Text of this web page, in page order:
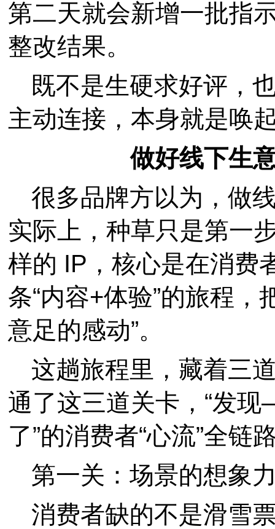
第二天就会新增一批指
整改结果。
既不是生硬求好评，
主动连接，本身就是唤
做好线下生
很多品牌方以为，做
实际上，种草只是第一
样的 IP，核心是在消费
条“内容+体验”的旅程，
意足的感动”。
这趟旅程里，藏着三
通了这三道关卡，“发
了”的消费者“心流”全链
第一关：场景的想象
消费者缺的不是滑雪